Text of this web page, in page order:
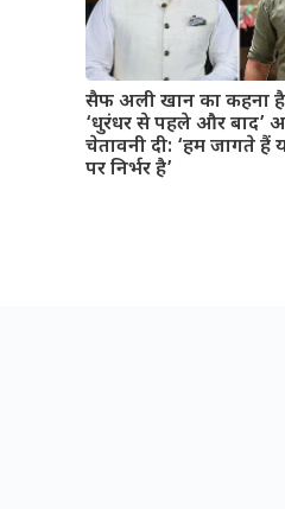
सैफ अली खान का कहना है
‘धुरंधर से पहले और बाद’
चेतावनी दी: ‘हम जागते हैं
पर निर्भर है’